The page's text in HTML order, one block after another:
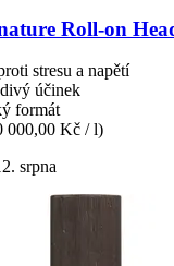
Roll-​on
stresu a napětí
účinek
formát
000,00 Kč / l)
srpna